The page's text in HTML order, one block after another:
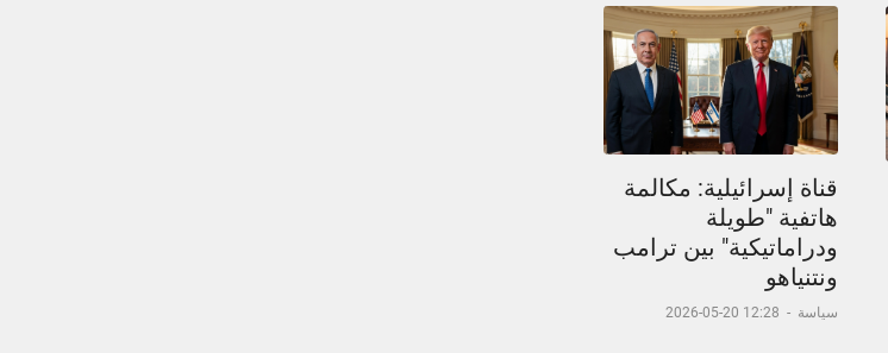
قناة إسرائيلية: مكالمة
هاتفية "طويلة
ودراماتيكية" بين ترامب
ونتنياهو
سياسة -
12:28 20-05-2026